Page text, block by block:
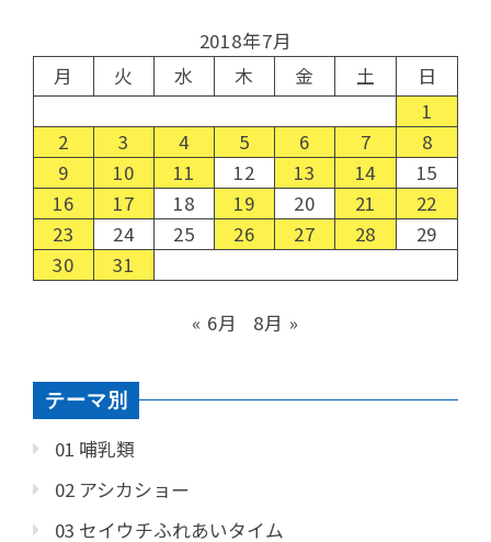
2018年7月
月
火 水 木 金 土
日
1
2
3 4 5 6 7
8
9
10 11 12 13 14
15
16
17 18 19 20 21
22
23
24 25 26 27 28
29
30
31
« 6月 8月 »
テーマ別
01 哺乳類
02 アシカショー
03 セイウチふれあいタイム